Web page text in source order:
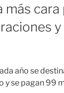
más cara
año se
y se pagan 99